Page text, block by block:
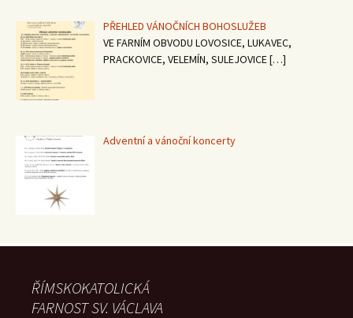
PŘEHLED VÁNOČNÍCH BOHOSLUŽEB
VE FARNÍM OBVODU LOVOSICE, LUKAVEC,
PRACKOVICE, VELEMÍN, SULEJOVICE[…]
Adventní a vánoční koncerty
ŘÍMSKOKATOLICKÁ
FARNOST SV. VÁCLAVA